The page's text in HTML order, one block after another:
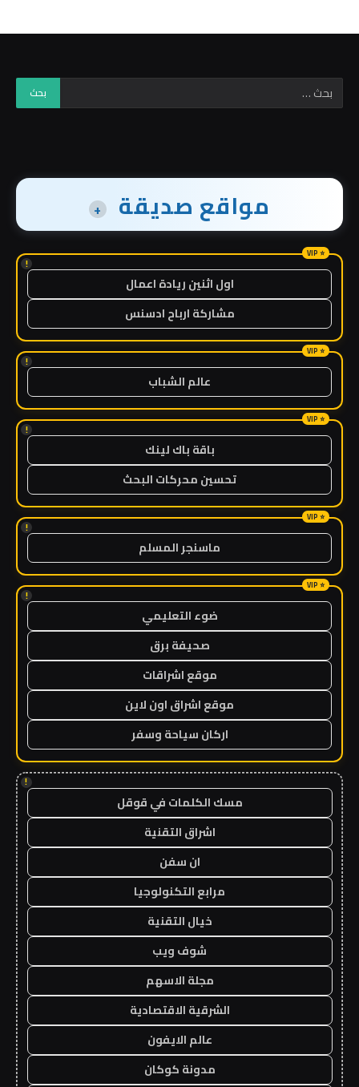
مواقع صديقة +
!
اول اثنين ريادة اعمال
مشاركة ارباح ادسنس
!
عالم الشباب
!
باقة باك لينك
تحسين محركات البحث
!
ماسنجر المسلم
!
ضوء التعليمي
صحيفة برق
موقع اشراقات
موقع اشراق اون لاين
اركان سياحة وسفر
!
مسك الكلمات في قوقل
اشراق التقنية
ان سفن
مرابع التكنولوجيا
خيال التقنية
شوف ويب
مجلة الاسهم
الشرقية الاقتصادية
عالم الايفون
مدونة كوكان